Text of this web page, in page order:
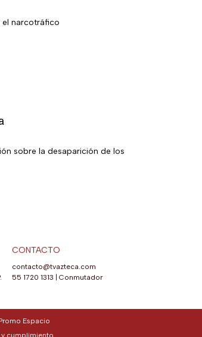
el narcotráfico
sobre la desaparición de los
CONTACTO
contacto@tvazteca.com
55 1720 1313
Conmutador
Espacio
cumplimiento